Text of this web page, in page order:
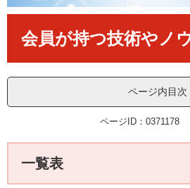
会員が持つ技術やノ
ページ内目次
ページID：0371178
一覧表